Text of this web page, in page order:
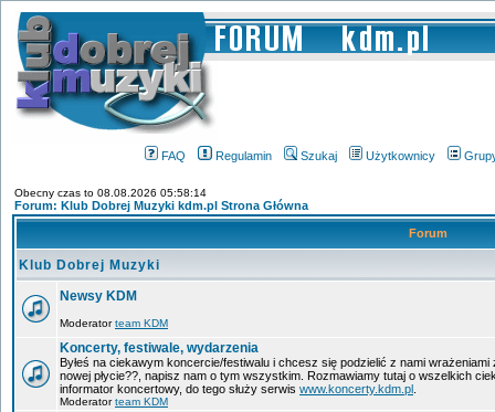
FAQ Regulamin Szukaj Użytkownicy
Obecny czas to 08.08.2026 05:58:14
Forum: Klub Dobrej Muzyki kdm.pl Strona Główna
Forum
Klub Dobrej Muzyki
Newsy KDM
Moderatorteam KDM
Koncerty, festiwale, wydarzenia
Byłeś na ciekawym koncercie/festiwalu i chcesz się podzielić z nami
nowej płycie??, napisz nam o tym wszystkim. Rozmawiamy tutaj o wszelkich
informator koncertowy, do tego służy serwis www.koncerty.kdm.pl
Moderatorteam KDM